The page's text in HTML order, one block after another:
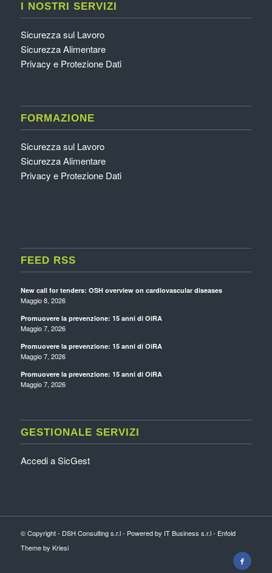
I NOSTRI SERVIZI
Sicurezza sul Lavoro
Sicurezza Alimentare
Privacy e Protezione Dati
FORMAZIONE
Sicurezza sul Lavoro
Sicurezza Alimentare
Privacy e Protezione Dati
FEED RSS
New call for tenders: OSH overview on cardiovascular diseases
Maggio 8, 2026
Promuovere la prevenzione: 15 anni di OiRA
Maggio 7, 2026
Promuovere la prevenzione: 15 anni di OiRA
Maggio 7, 2026
Promuovere la prevenzione: 15 anni di OiRA
Maggio 7, 2026
GESTIONALE SERVIZI
Accedi a SicGest
© Copyright - DSH Consulting s.r.l - Powered by IT Business s.r.l - Enfold
Theme by Kriesi